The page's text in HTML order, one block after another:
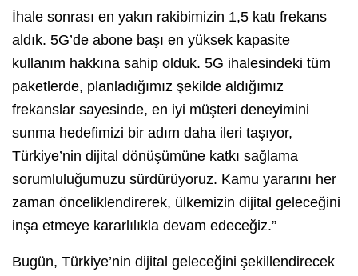
İhale sonrası en yakın rakibimizin 1,5 katı frekans
aldık. 5G’de abone başı en yüksek kapasite
kullanım hakkına sahip olduk. 5G ihalesindeki tüm
paketlerde, planladığımız şekilde aldığımız
frekanslar sayesinde, en iyi müşteri deneyimini
sunma hedefimizi bir adım daha ileri taşıyor,
Türkiye’nin dijital dönüşümüne katkı sağlama
sorumluluğumuzu sürdürüyoruz. Kamu yararını her
zaman önceliklendirerek, ülkemizin dijital geleceğini
inşa etmeye kararlılıkla devam edeceğiz.”
Bugün, Türkiye’nin dijital geleceğini şekillendirecek